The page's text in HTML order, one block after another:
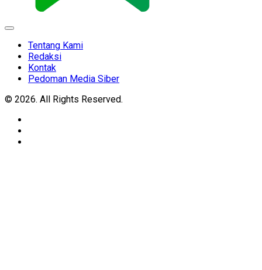
Expand
Tentang Kami
Redaksi
Kontak
Pedoman Media Siber
© 2026. All Rights Reserved.